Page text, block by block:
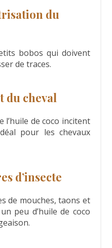
du
bobos qui doivent
de traces.
du cheval
l’huile de coco incitent
pour les chevaux
d’insecte
de mouches, taons et
peu d’huile de coco